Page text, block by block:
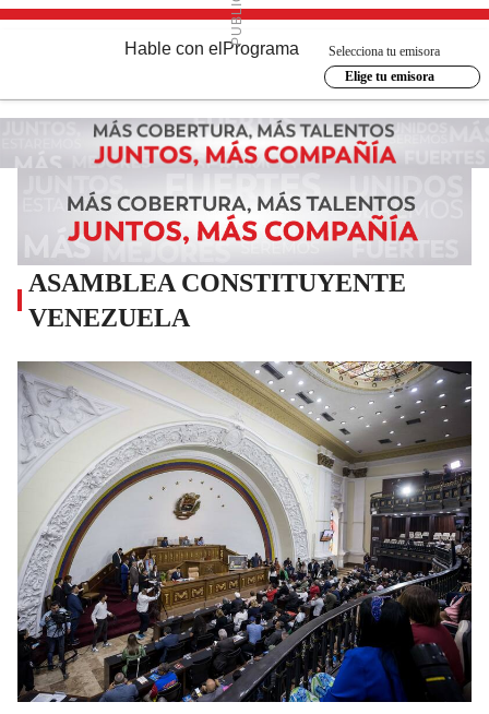
Hable con el Programa
Selecciona tu emisora
Elige tu emisora
ASAMBLEA CONSTITUYENTE
VENEZUELA